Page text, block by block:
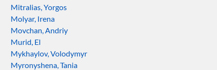
Mitralias, Yorgos
Molyar, Irena
Movchan, Andriy
Murid, El
Mykhaylov, Volodymyr
Myronyshena, Tania